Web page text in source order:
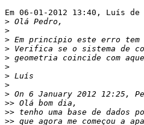
Em 06-01-2012 13:40, Luís de
>
>
>
>
>
>
>
>
> On 6 January 2012 12:25,
>>
>>
>>